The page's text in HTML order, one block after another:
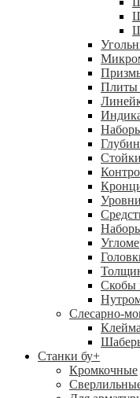
Плиты
Уровни
Скобы
Слесарно-
Станки бу+
Кромкочные